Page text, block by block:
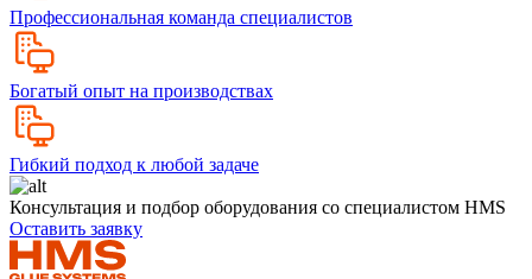
Профессиональная команда специалистов
Богатый опыт на производствах
Гибкий подход к любой задаче
Консультация и подбор оборудования со специалистом HMS
Оставить заявку